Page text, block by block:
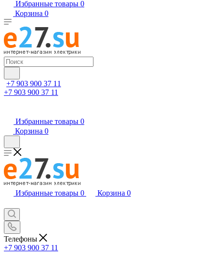
Избранные товары 0
Корзина 0
+7 903 900 37 11
+7 903 900 37 11
Избранные товары 0
Корзина 0
Избранные товары 0 Корзина 0
Телефоны
+7 903 900 37 11